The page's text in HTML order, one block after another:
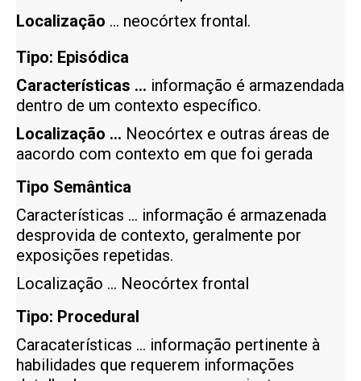
Localização … neocórtex frontal.
Tipo: Episódica
Características … informação é armazendada
dentro de um contexto específico.
Localização … Neocórtex e outras áreas de
aacordo com contexto em que foi gerada
Tipo Semântica
Características … informação é armazenada
desprovida de contexto, geralmente por
exposições repetidas.
Localização … Neocórtex frontal
Tipo: Procedural
Caracaterísticas … informação pertinente à
habilidades que requerem informações